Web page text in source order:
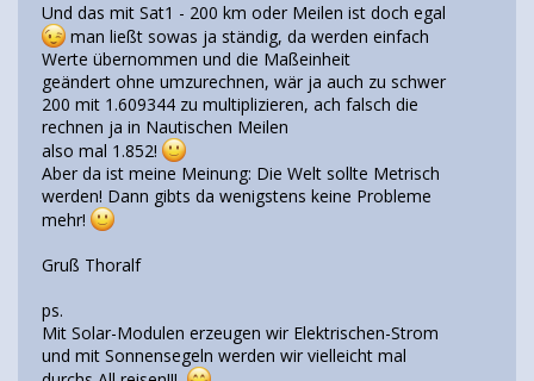
Und das mit Sat1 - 200 km oder Meilen ist doch egal
man ließt sowas ja ständig, da werden einfach
Werte übernommen und die Maßeinheit
geändert ohne umzurechnen, wär ja auch zu schwer
200 mit 1.609344 zu multiplizieren, ach falsch die
rechnen ja in Nautischen Meilen
also mal 1.852!
Aber da ist meine Meinung: Die Welt sollte Metrisch
werden! Dann gibts da wenigstens keine Probleme
mehr!
Gruß Thoralf
ps.
Mit Solar-Modulen erzeugen wir Elektrischen-Strom
und mit Sonnensegeln werden wir vielleicht mal